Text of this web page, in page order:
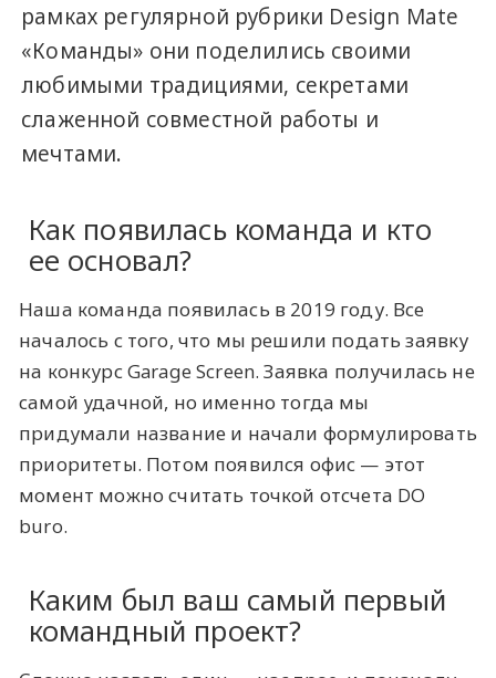
рамках регулярной рубрики Design Mate
«Команды» они поделились своими
любимыми традициями, секретами
слаженной совместной работы и
мечтами.
Как появилась команда и кто
ее основал?
Наша команда появилась в 2019 году. Все
началось с того, что мы решили подать заявку
на конкурс Garage Screen. Заявка получилась не
самой удачной, но именно тогда мы
придумали название и начали формулировать
приоритеты. Потом появился офис — этот
момент можно считать точкой отсчета DO
buro.
Каким был ваш самый первый
командный проект?